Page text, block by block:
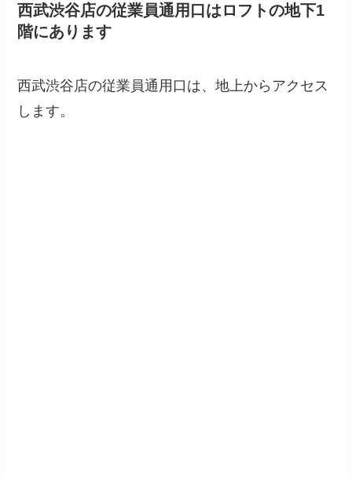
西武渋谷店の従業員通用口はロフトの地下1
階にあります
西武渋谷店の従業員通用口は、地上からアクセス
します。